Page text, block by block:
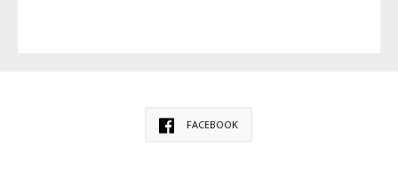
FACEBOOK